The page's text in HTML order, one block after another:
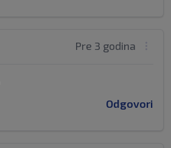
Pre 3 godina
Odgovori